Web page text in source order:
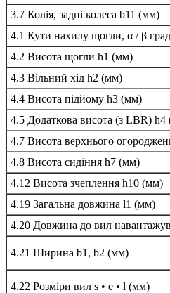
3.7 Колія, задні колеса b11 (мм)
4.1 Кути нахилу щогли, α / β
4.2 Висота щогли h1 (мм)
4.3 Вільний хід h2 (мм)
4.4 Висота підйому h3 (мм)
4.5 Додаткова висота (з LBR)
4.7 Висота верхнього
4.8 Висота сидіння h7 (мм)
4.12 Висота зчеплення h10 (мм)
4.19 Загальна довжина l1 (мм)
4.20 Довжина до вил
4.21 Ширина b1, b2 (мм)
4.22 Розміри вил s • e • l (мм)